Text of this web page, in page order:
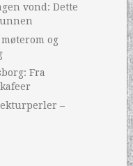
vond: Dette
og
Fra
–